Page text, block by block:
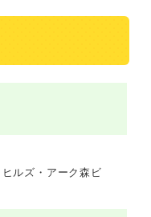
ルズ・アーク森ビ